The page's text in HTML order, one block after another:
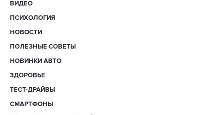
ВИДЕО
ПСИХОЛОГИЯ
НОВОСТИ
ПОЛЕЗНЫЕ СОВЕТЫ
НОВИНКИ АВТО
ЗДОРОВЬЕ
ТЕСТ-ДРАЙВЫ
СМАРТФОНЫ